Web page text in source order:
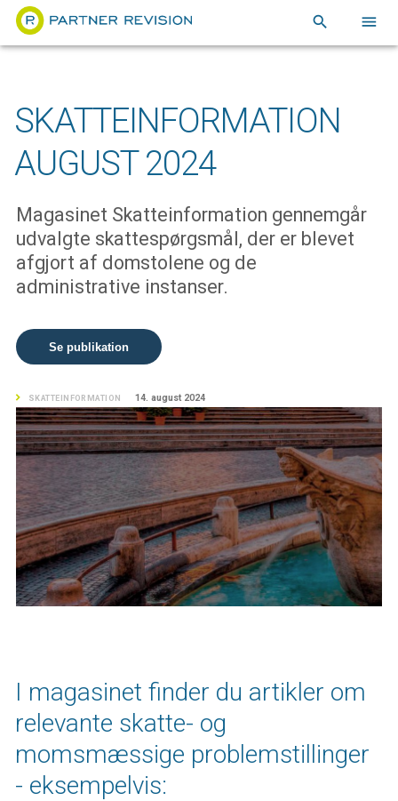
search menu
SKATTEINFORMATION
AUGUST 2024
Magasinet Skatteinformation gennemgår
udvalgte skattespørgsmål, der er blevet
afgjort af domstolene og de
administrative instanser.
Se publikation
SKATTEINFORMATION 14. august 2024
I magasinet finder du artikler om
relevante skatte- og
momsmæssige problemstillinger
- eksempelvis: